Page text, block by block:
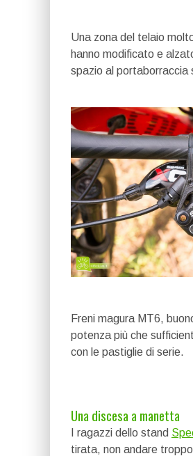
Una zona del telaio
hanno modificato e
spazio al portaborraccia
Freni magura MT6,
potenza più che
con le pastiglie di serie.
Una discesa a manetta
I ragazzi dello stand
tirata, non andare